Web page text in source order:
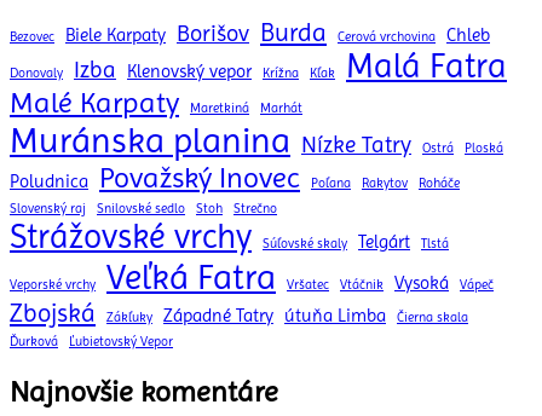
Bezovec Biele Karpaty Borišov Burda Cerová vrchovina Chleb
Donovaly Izba Klenovský vepor Krížna Kľak Malá Fatra
Malé Karpaty Maretkiná Marhát
Muránska planina Nízke Tatry Ostrá Ploská
Poludnica Považský Inovec Poľana Rakytov
Roháče
Slovenský raj
Snilovské sedlo Stoh Strečno
Strážovské vrchy Súľovské skaly Telgárt Tlstá
Veporské vrchy Veľká Fatra Vršatec Vtáčnik Vysoká Vápeč
Zbojská Zákľuky Západné Tatry útuňa Limba
Čierna skala
Ďurková
Ľubietovský Vepor
Najnovšie komentáre